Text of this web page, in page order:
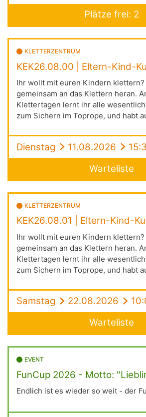
Plätze frei: 2
KLETTERZENTRUM
KEK26.08.00 | Eltern-Kind-
Ihr wollt mit euren Kindern
gemeinsam an das Klettern heran.
Klettertagen lernt ihr alle
zum Sichern im Toprope, und habt
Dienstag 11.08.2026
Warteliste
KLETTERZENTRUM
KEK26.08.01 | Eltern-Kind-
Ihr wollt mit euren Kindern
gemeinsam an das Klettern heran.
Klettertagen lernt ihr alle
zum Sichern im Toprope, und habt
Samstag 22.08.2026
Warteliste
EVENT
FunCup 2026 - Motto:
Endlich ist es wieder so weit - der